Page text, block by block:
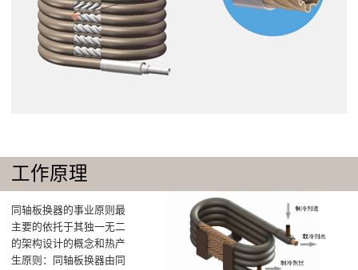
工作原理
同轴板换器的事业原则最
主要的依托于其独一无二
的架构设计的概念和热产
生原则：同轴板换器由同